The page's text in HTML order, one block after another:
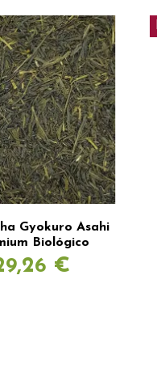
Gyokuro Asahi
Biológico
€